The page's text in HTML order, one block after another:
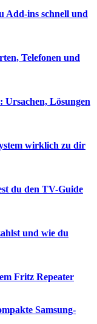
Add-ins schnell und
Telefonen und
Lösungen
wirklich zu dir
du den TV-Guide
und wie du
Fritz Repeater
Samsung-